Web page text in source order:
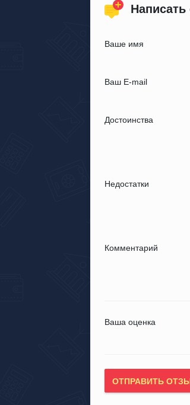
Ваше имя
Ваш E-mail
Достоинства
Недостатки
Комментарий
Ваша оценка
ОТПРАВИТЬ